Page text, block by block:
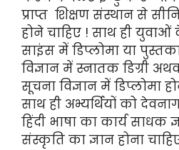
प्राप्त शिक्षण संस्थान से
होने चाहिए ! साथ ही युवाओं
साइंस में डिप्लोमा या
विज्ञान में स्नातक डिग्री
सूचना विज्ञान में डिप्लोमा
साथ ही अभ्यर्थियों को
हिंदी भाषा का कार्य साधक
संस्कृति का ज्ञान होना